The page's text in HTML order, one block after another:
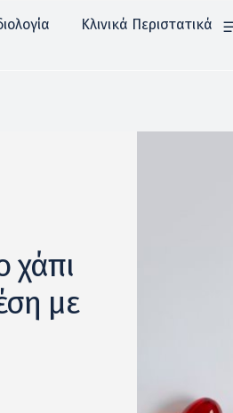
Κλινικά Περιστατικά
χάπι
με